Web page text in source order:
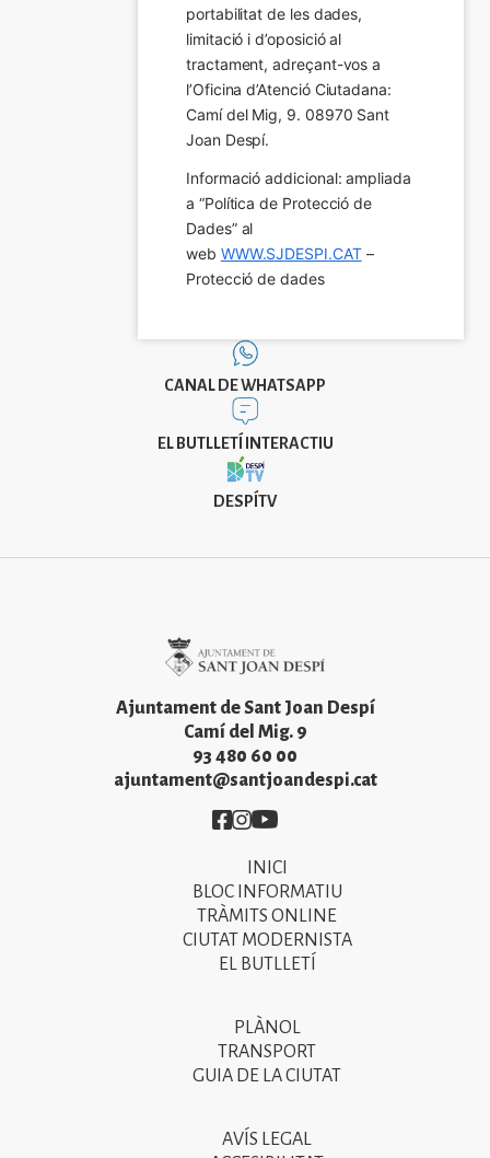
portabilitat de les dades,
limitació i d’oposició al
tractament, adreçant-vos a
l’Oficina d’Atenció Ciutadana:
Camí del Mig, 9. 08970 Sant
Joan Despí.
Informació addicional: ampliada
a “Política de Protecció de
Dades” al
web WWW.SJDESPI.CAT –
Protecció de dades
CANAL DE WHATSAPP
EL BUTLLETÍ INTERACTIU
DESPÍTV
Ajuntament de Sant Joan Despí
Camí del Mig. 9
93 480 60 00
ajuntament@santjoandespi.cat
Imatge
Imatge
Imatge
INICI
BLOC INFORMATIU
TRÀMITS ONLINE
CIUTAT MODERNISTA
EL BUTLLETÍ
PLÀNOL
TRANSPORT
GUIA DE LA CIUTAT
AVÍS LEGAL